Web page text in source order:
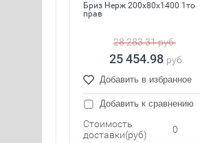
Бриз Нерж 200x80x1400 1то
прав
28 283.31руб.
25 454.98 руб.
Добавить в избранное
Добавить к сравнению
Стоимость
доставки(руб)
0